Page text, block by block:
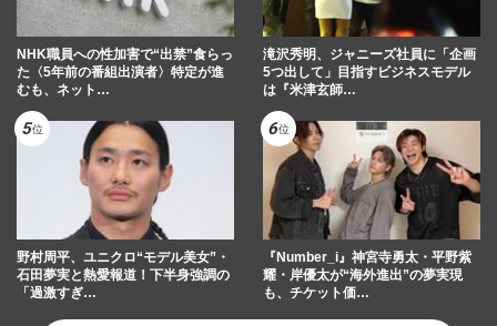
NHK職員への性加害で“出禁”食らっ
た〈5年前の番組出演者〉特定が進
むも、ネット…
滝沢秀明、ジャニーズ社員に「企画
5つ出して」目指すビジネスモデル
は『米津玄師…
野村周平、ユニクロ“モデル美女”・
石田夢実と熱愛報道！下半身強調の
「過激すぎ…
『Number_i』神宮寺勇太・平野紫
耀・岸優太が“海外進出”の夢実現
も、チケット価…